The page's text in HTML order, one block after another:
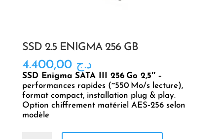
SSD 2.5 ENIGMA 256 GB
د.ج 4.400,00
SSD Enigma SATA III 256 Go 2,5″–
performances rapides (~550 Mo/s lecture),
format compact, installation plug & play.
Option chiffrement matériel AES‑256 selon
modèle